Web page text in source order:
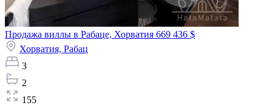
Продажа виллы в Рабаце, Хорватия 669 436 $
Хорватия, Рабац
3
2
155